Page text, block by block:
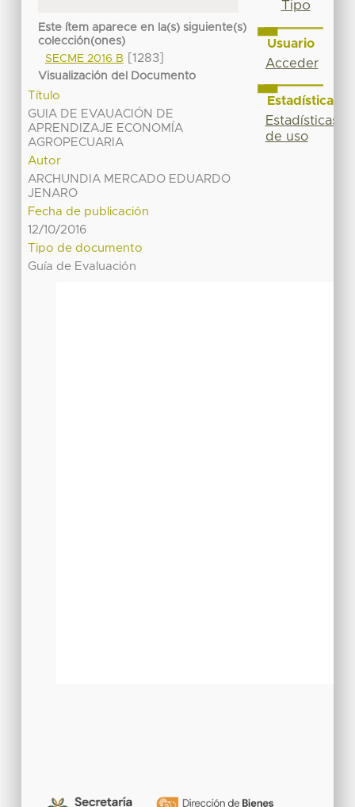
Este ítem aparece en la(s) siguiente(s)
colección(ones)
SECME 2016 B
[1283]
Visualización del Documento
Título
GUIA DE EVAUACIÓN DE
APRENDIZAJE ECONOMÍA
AGROPECUARIA
Autor
ARCHUNDIA MERCADO EDUARDO
JENARO
Fecha de publicación
12/10/2016
Tipo de documento
Guía de Evaluación
Tipo
Usuario
Acceder
Estadísticas
Estadísticas
de uso